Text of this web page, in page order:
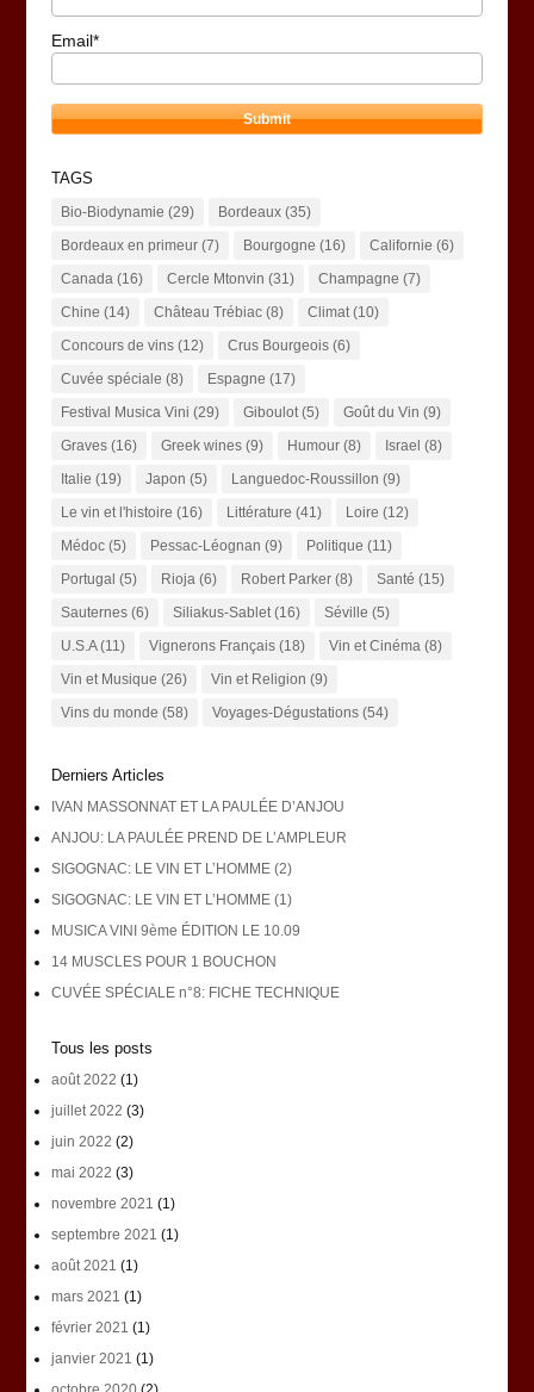
Email*
TAGS
Bio-Biodynamie (29) Bordeaux(35)
Bordeaux en primeur(7) Bourgogne (16) Californie (6)
Canada(16) Cercle Mtonvin (31) Champagne (7)
Chine (14) Château Trébiac(8) Climat(10)
Concours de vins(12) Crus Bourgeois(6)
Cuvée spéciale (8) Espagne (17)
Festival Musica Vini (29) Giboulot(5) Goût du Vin (9)
Graves(16) Greek wines(9) Humour(8) Israel (8)
Italie (19) Japon (5) Languedoc-Roussillon (9)
Le vin et l'histoire (16) Littérature (41) Loire (12)
Médoc(5) Pessac-Léognan (9) Politique (11)
Portugal (5) Rioja(6) Robert Parker(8) Santé (15)
Sauternes(6) Siliakus-Sablet(16) Séville (5)
U.S.A(11) Vignerons Français(18) Vin et Cinéma(8)
Vin et Musique (26) Vin et Religion (9)
Vins du monde (58) Voyages-Dégustations(54)
Derniers Articles
IVAN MASSONNAT ET LA PAULÉE D’ANJOU
ANJOU: LA PAULÉE PREND DE L’AMPLEUR
SIGOGNAC: LE VIN ET L’HOMME (2)
SIGOGNAC: LE VIN ET L’HOMME (1)
MUSICA VINI 9ème ÉDITION LE 10.09
14 MUSCLES POUR 1 BOUCHON
CUVÉE SPÉCIALE n°8: FICHE TECHNIQUE
Tous les posts
août 2022 (1)
juillet 2022 (3)
juin 2022 (2)
mai 2022 (3)
novembre 2021 (1)
septembre 2021 (1)
août 2021 (1)
mars 2021 (1)
février 2021 (1)
janvier 2021 (1)